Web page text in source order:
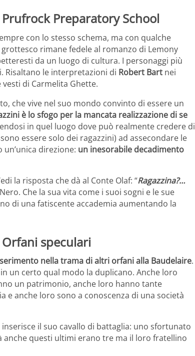
Preparatory School
con lo stesso schema, ma con qualche
rimane fedele al romanzo di Lemony
da un luogo di cultura. I personaggi più
Risaltano le interpretazioni di Robert Bart nei
vesti di Carmelita Ghette.
che vive nel suo mondo convinto di essere un
è lo sfogo per la mancata realizzazione di se
in quel luogo dove può realmente credere di
essere solo dei ragazzini) ad assecondare le
direzione: un inesorabile decadimento
la risposta che dà al Conte Olaf: “Ragazzina?…
Che la sua vita come i suoi sogni e le sue
di una fatiscente accademia aumentando la
speculari
nella trama di altri orfani alla Baudelaire.
un certo qual modo la duplicano. Anche loro
un patrimonio, anche loro hanno tante
e anche loro sono a conoscenza di una società
il suo cavallo di battaglia: uno sfortunato
anche questi ultimi erano tre ma il loro fratellino